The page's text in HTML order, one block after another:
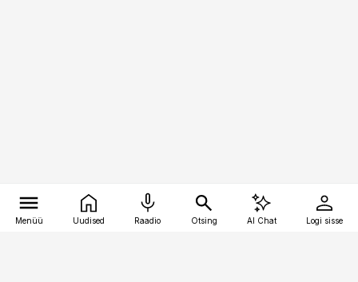
Menüü Uudised Raadio Otsing AI Chat Logi sisse